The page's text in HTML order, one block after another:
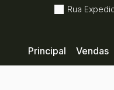
Rua
Vendas
Principal